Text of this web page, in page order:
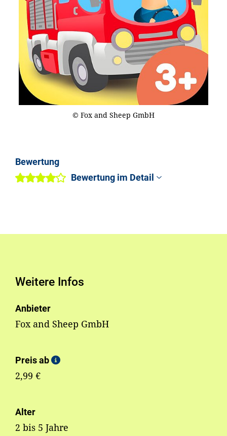
© Fox and Sheep GmbH
Bewertung
Bewertung im Detail
Weitere Infos
Anbieter
Fox and Sheep GmbH
Preis ab
2,99 €
Alter
2 bis 5 Jahre